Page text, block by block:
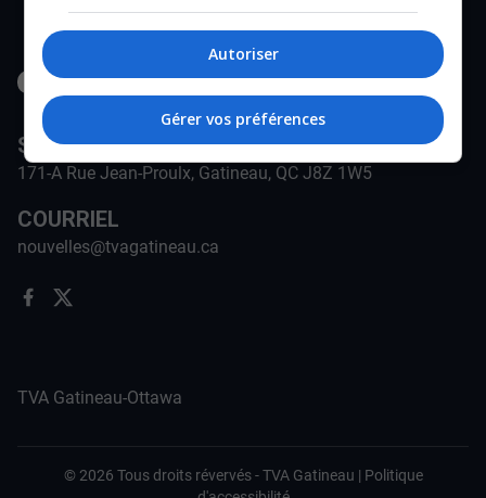
STATION
171-A Rue Jean-Proulx, Gatineau, QC J8Z 1W5
COURRIEL
nouvelles@tvagatineau.ca
TVA Gatineau-Ottawa
© 2026 Tous droits révervés -TVA Gatineau | Politique
Autoriser
Gérer vos préférences